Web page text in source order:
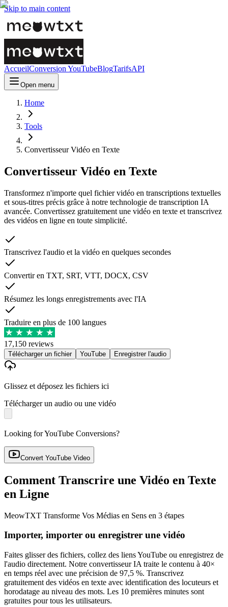
Skip to main content
AccueilConversion YouTubeBlogTarifsAPI
Open menu
Home
Tools
Convertisseur Vidéo en Texte
Convertisseur Vidéo en Texte
Transformez n'importe quel fichier vidéo en transcriptions textuelles
et sous-titres précis grâce à notre technologie de transcription IA
avancée. Convertissez gratuitement une vidéo en texte et transcrivez
des vidéos en ligne en toute simplicité.
Transcrivez l'audio et la vidéo en quelques secondes
Convertir en TXT, SRT, VTT, DOCX, CSV
Résumez les longs enregistrements avec l'IA
Traduire en plus de 100 langues
17,150 reviews
Télécharger un fichier YouTube Enregistrer l'audio
Glissez et déposez les fichiers ici
Télécharger un audio ou une vidéo
Looking for YouTube Conversions?
Convert YouTube Video
Comment Transcrire une Vidéo en Texte
en Ligne
MeowTXT Transforme Vos Médias en Sens en 3 étapes
Importer, importer ou enregistrer une vidéo
Faites glisser des fichiers, collez des liens YouTube ou enregistrez de
l'audio directement. Notre convertisseur IA traite le contenu à 40×
en temps réel avec une précision de 97,5 %. Transcrivez
gratuitement des vidéos en texte avec identification des locuteurs et
horodatage au niveau des mots. Les 10 premières minutes sont
gratuites pour tous les utilisateurs.